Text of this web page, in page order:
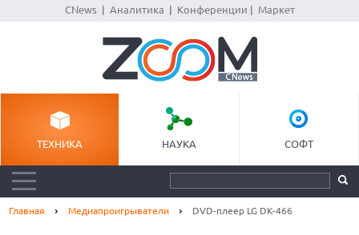
CNews| Аналитика Конференции Маркет
ТЕХНИКА НАУКА СОФТ
Главная Медиапроигрыватели DVD-плеер LG DK-466